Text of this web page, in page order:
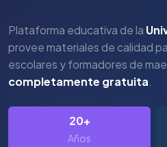
Plataforma educativa de la
provee materiales de calidad
escolares y formadores de
completamente gratuita.
20+
Años